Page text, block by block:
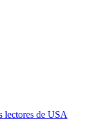
lectores de USA